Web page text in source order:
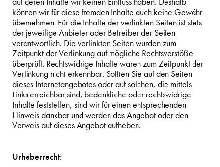
auf deren Inhalte wir keinen Einfluss haben. Deshalb
können wir für diese fremden Inhalte auch keine Gewähr
übernehmen. Für die Inhalte der verlinkten Seiten ist stets
der jeweilige Anbieter oder Betreiber der Seiten
verantwortlich. Die verlinkten Seiten wurden zum
Zeitpunkt der Verlinkung auf mögliche Rechtsverstöße
überprüft. Rechtswidrige Inhalte waren zum Zeitpunkt der
Verlinkung nicht erkennbar. Sollten Sie auf den Seiten
dieses Internetangebotes oder auf solchen, die mittels
Links erreichbar sind, bedenkliche oder rechtswidrige
Inhalte feststellen, sind wir für einen entsprechenden
Hinweis dankbar und werden das Angebot oder den
Verweis auf dieses Angebot aufheben.
Urheberrecht: